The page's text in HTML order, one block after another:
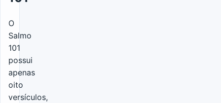
O
Salmo
101
possui
apenas
oito
versículos,